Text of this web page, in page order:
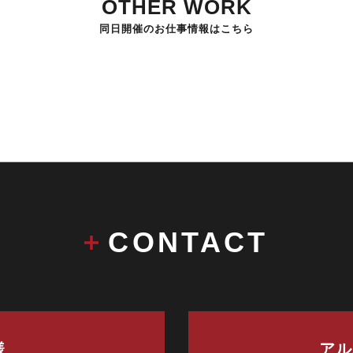
OTHER WORK
同日開催のお仕事情報はこちら
CONTACT
ア